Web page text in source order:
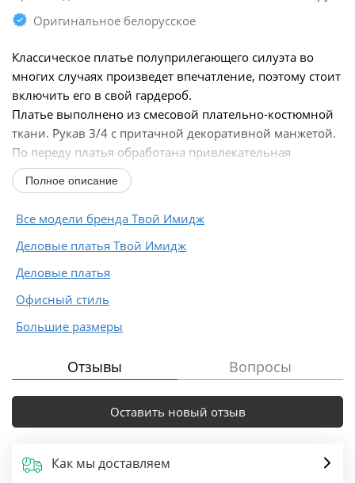
Оригинальное белорусское
Классическое платье полуприлегающего силуэта во
многих случаях произведет впечатление, поэтому стоит
включить его в свой гардероб.
Платье выполнено из смесовой плательно-костюмной
ткани. Рукав 3/4 с притачной декоративной манжетой.
По переду платья обработана привлекательная
декоративная...
Полное описание
Все модели бренда Твой Имидж
Деловые платья Твой Имидж
Деловые платья
Офисный стиль
Большие размеры
Отзывы Вопросы
Оставить новый отзыв
Как мы доставляем